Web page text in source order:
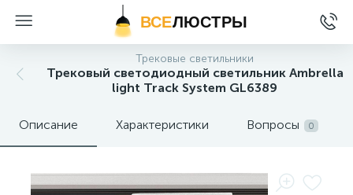
ВСЕЛЮСТРЫ
Трековые светильники
Трековый светодиодный светильник Ambrella
light Track System GL6389
Описание Характеристики Вопросы 0